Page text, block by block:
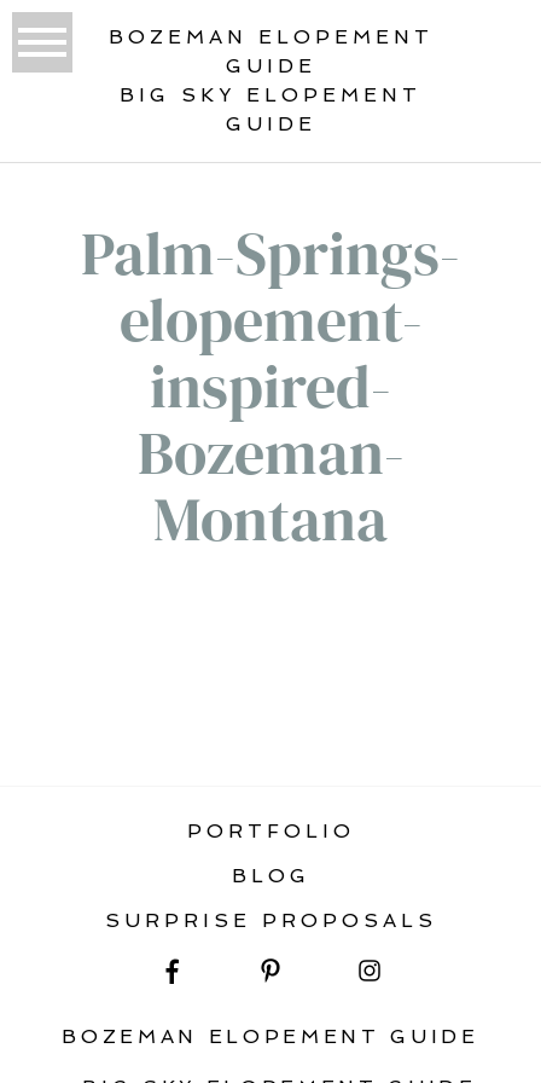
BOZEMAN ELOPEMENT
GUIDE
BIG SKY ELOPEMENT
GUIDE
Palm-Springs-
elopement-
inspired-
Bozeman-
Montana
PORTFOLIO
BLOG
SURPRISE PROPOSALS
BOZEMAN ELOPEMENT GUIDE